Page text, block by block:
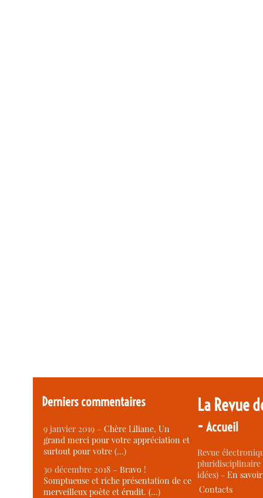
Derniers commentaires
9 janvier 2019 –Chère Liliane, Un
grand merci pour votre appréciation et
surtout pour votre (…)
30 décembre 2018 –Bravo !
Somptueuse et riche présentation de ce
merveilleux poète et érudit. (…)
La Revue
-Accueil
Revue
idées) -En
Contacts